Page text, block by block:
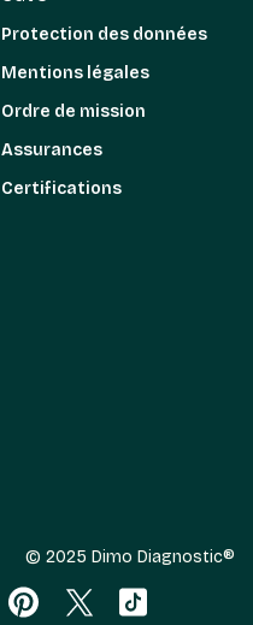
Protection des données
Mentions légales
Ordre de mission
Assurances
Certifications
© 2025 Dimo Diagnostic®